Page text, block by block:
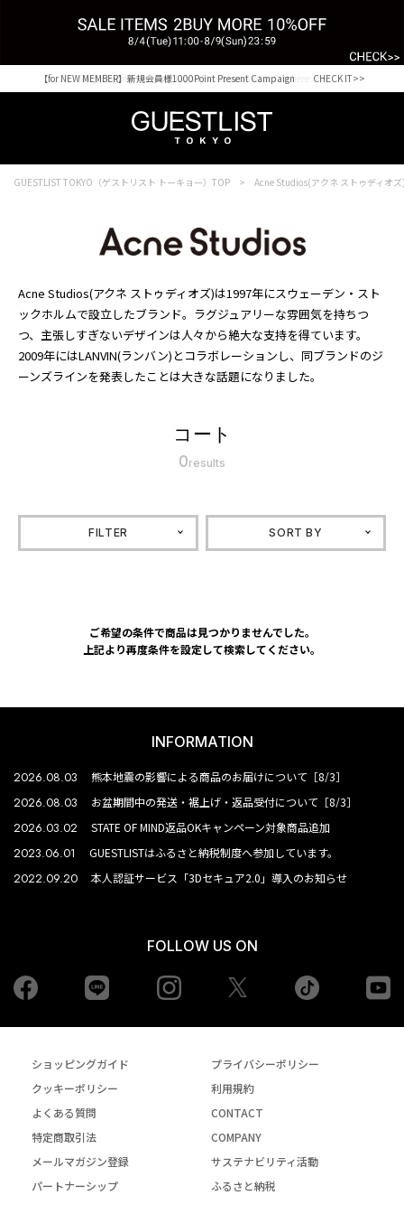
Shopping from outside Japan? Visit our Global Site here. >>
【for NEW MEMBER】新規会員様1000Point Present Campaign CHECK IT>>
GUESTLIST TOKYO（ゲストリスト トーキョー）TOP Acne Studios(アクネ ストゥディオ
Acne Studios(アクネ ストゥディオズ)は1997年にスウェーデン・スト
ックホルムで設立したブランド。ラグジュアリーな雰囲気を持ちつ
つ、主張しすぎないデザインは人々から絶大な支持を得ています。
2009年にはLANVIN(ランバン)とコラボレーションし、同ブランドのジ
ーンズラインを発表したことは大きな話題になりました。
コート
0results
FILTER SORT BY
ご希望の条件で商品は見つかりませんでした。
上記より再度条件を設定して検索してください。
INFORMATION
2026.08.03 熊本地震の影響による商品のお届けについて［8/3］
2026.08.03 お盆期間中の発送・裾上げ・返品受付について［8/3］
2026.03.02 STATE OF MIND返品OKキャンペーン対象商品追加
2023.06.01 GUESTLISTはふるさと納税制度へ参加しています。
2022.09.20 本人認証サービス「3Dセキュア2.0」導入のお知らせ
FOLLOW US ON
Facebook Instagram tiktok
ショッピングガイド
プライバシーポリシー
クッキーポリシー
利用規約
よくある質問
CONTACT
特定商取引法
COMPANY
メールマガジン登録
サステナビリティ活動
パートナーシップ
ふるさと納税